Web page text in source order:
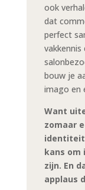
ook
dat
perfect
bouw je
imago en
Want
zomaar
kans om
zijn. En
applaus